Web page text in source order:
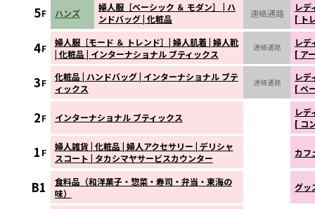
5F ハンズ
婦人服［ベーシック ＆ モダン］ | ハ
ンドバッグ | 化粧品
連絡通路
レデ
[ ト
4F
婦人服［モード ＆ トレンド］| 婦人肌着 | 婦人靴
| 化粧品 | インターナショナル ブティックス
連絡通路
レデ
[ ア
3F
化粧品 | ハンドバッグ | インターナショナル ブテ
ィックス
連絡通路
レデ
[ ベ
2F インターナショナル ブティックス
レデ
[ コ
1 F
婦人雑貨 | 化粧品 | 婦人アクセサリー | デリシャ
スコート | タカシマヤサービスカウンター
カフ
B1
食料品（和洋菓子・惣菜・寿司・弁当・東海の
味）
グッ